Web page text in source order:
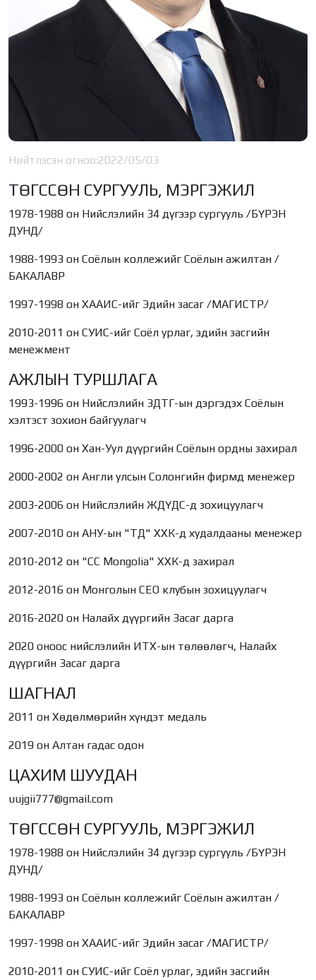
Нийтлэсэн огноо:2022/05/03
ТӨГССӨН СУРГУУЛЬ, МЭРГЭЖИЛ
1978-1988 он Нийслэлийн 34 дүгээр сургууль /БҮРЭН
ДУНД/
1988-1993 он Соёлын коллежийг Соёлын ажилтан /
БАКАЛАВР
1997-1998 он ХААИС-ийг Эдийн засаг /МАГИСТР/
2010-2011 он СУИС-ийг Соёл урлаг, эдийн засгийн
менежмент
АЖЛЫН ТУРШЛАГА
1993-1996 он Нийслэлийн ЗДТГ-ын дэргэдэх Соёлын
хэлтэст зохион байгуулагч
1996-2000 он Хан-Уул дүүргийн Соёлын ордны захирал
2000-2002 он Англи улсын Солонгийн фирмд менежер
2003-2006 он Нийслэлийн ЖДҮДС-д зохицуулагч
2007-2010 он АНУ-ын "ТД" ХХК-д худалдааны менежер
2010-2012 он "СС Mongolia" ХХК-д захирал
2012-2016 он Монголын СЕО клубын зохицуулагч
2016-2020 он Налайх дүүргийн Засаг дарга
2020 оноос нийслэлийн ИТХ-ын төлөөлөгч, Налайх
дүүргийн Засаг дарга
ШАГНАЛ
2011 он Хөдөлмөрийн хүндэт медаль
2019 он Алтан гадас одон
ЦАХИМ ШУУДАН
uujgii777@gmail.com
ТӨГССӨН СУРГУУЛЬ, МЭРГЭЖИЛ
1978-1988 он Нийслэлийн 34 дүгээр сургууль /БҮРЭН
ДУНД/
1988-1993 он Соёлын коллежийг Соёлын ажилтан /
БАКАЛАВР
1997-1998 он ХААИС-ийг Эдийн засаг /МАГИСТР/
2010-2011 он СУИС-ийг Соёл урлаг, эдийн засгийн